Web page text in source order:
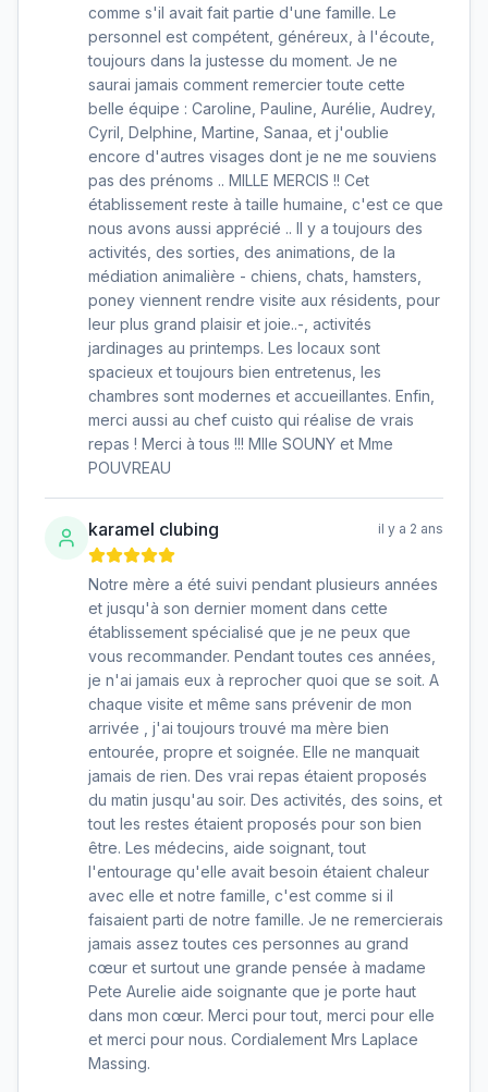
comme s'il avait fait partie d'une famille. Le
personnel est compétent, généreux, à l'écoute,
toujours dans la justesse du moment. Je ne
saurai jamais comment remercier toute cette
belle équipe : Caroline, Pauline, Aurélie, Audrey,
Cyril, Delphine, Martine, Sanaa, et j'oublie
encore d'autres visages dont je ne me souviens
pas des prénoms .. MILLE MERCIS !! Cet
établissement reste à taille humaine, c'est ce que
nous avons aussi apprécié .. Il y a toujours des
activités, des sorties, des animations, de la
médiation animalière - chiens, chats, hamsters,
poney viennent rendre visite aux résidents, pour
leur plus grand plaisir et joie..-, activités
jardinages au printemps. Les locaux sont
spacieux et toujours bien entretenus, les
chambres sont modernes et accueillantes. Enfin,
merci aussi au chef cuisto qui réalise de vrais
repas ! Merci à tous !!! Mlle SOUNY et Mme
POUVREAU
karamel clubing il y a 2 ans
Notre mère a été suivi pendant plusieurs années
et jusqu'à son dernier moment dans cette
établissement spécialisé que je ne peux que
vous recommander. Pendant toutes ces années,
je n'ai jamais eux à reprocher quoi que se soit. A
chaque visite et même sans prévenir de mon
arrivée , j'ai toujours trouvé ma mère bien
entourée, propre et soignée. Elle ne manquait
jamais de rien. Des vrai repas étaient proposés
du matin jusqu'au soir. Des activités, des soins, et
tout les restes étaient proposés pour son bien
être. Les médecins, aide soignant, tout
l'entourage qu'elle avait besoin étaient chaleur
avec elle et notre famille, c'est comme si il
faisaient parti de notre famille. Je ne remercierais
jamais assez toutes ces personnes au grand
cœur et surtout une grande pensée à madame
Pete Aurelie aide soignante que je porte haut
dans mon cœur. Merci pour tout, merci pour elle
et merci pour nous. Cordialement Mrs Laplace
Massing.